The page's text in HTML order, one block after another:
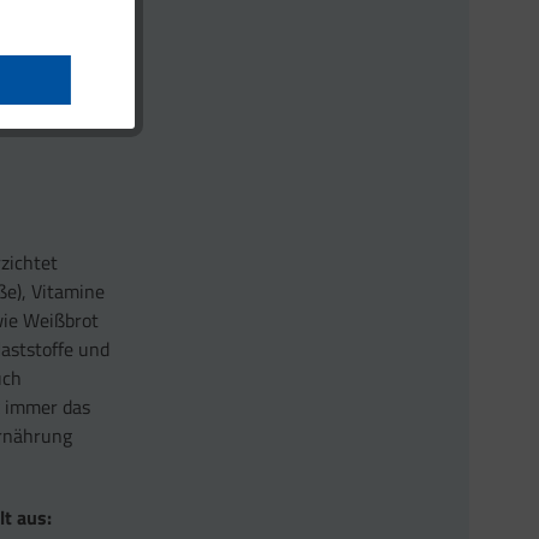
Vitamine
Weißbrot
und
das
aus: